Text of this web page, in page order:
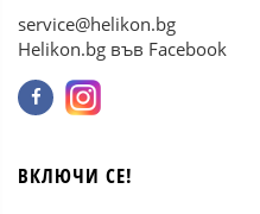
service@helikon.bg
Helikon.bg във Facebook
ВКЛЮЧИ СЕ!